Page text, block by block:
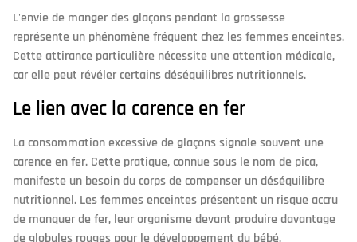
L'envie de manger des glaçons pendant la grossesse
représente un phénomène fréquent chez les femmes enceintes.
Cette attirance particulière nécessite une attention médicale,
car elle peut révéler certains déséquilibres nutritionnels.
Le lien avec la carence en fer
La consommation excessive de glaçons signale souvent une
carence en fer. Cette pratique, connue sous le nom de pica,
manifeste un besoin du corps de compenser un déséquilibre
nutritionnel. Les femmes enceintes présentent un risque accru
de manquer de fer, leur organisme devant produire davantage
de globules rouges pour le développement du bébé.